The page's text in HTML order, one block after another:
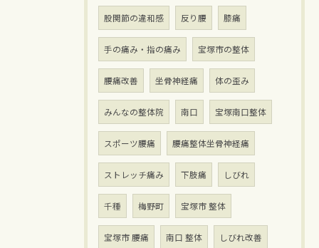
股関節の違和感 反り腰 膝痛
手の痛み・指の痛み 宝塚市の整体
腰痛改善 坐骨神経痛 体の歪み
みんなの整体院 南口 宝塚南口整体
スポーツ腰痛 腰痛整体坐骨神経痛
ストレッチ痛み 下肢痛 しびれ
千種 梅野町 宝塚市 整体
宝塚市 腰痛 南口 整体 しびれ改善